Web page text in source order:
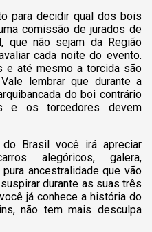
para decidir qual dos bois
comissão de jurados de
que não sejam da Região
cada noite do evento.
e até mesmo a torcida são
lembrar que durante a
do boi contrário
e os torcedores devem
Brasil você irá apreciar
alegóricos, galera,
ancestralidade que vão
durante as suas três
já conhece a história do
não tem mais desculpa